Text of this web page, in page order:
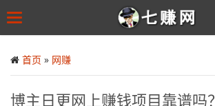
to
main
Toggle
首页 » 网赚
博主日更网上赚钱项目靠谱吗？